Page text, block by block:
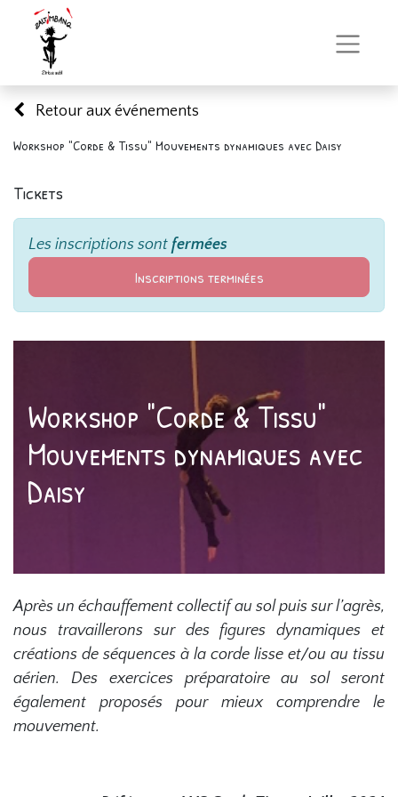
Retour aux événements
Workshop "Corde & Tissu" Mouvements dynamiques avec Daisy
Tickets
Les inscriptions sont fermées
Inscriptions terminées
Workshop "Corde & Tissu"
Mouvements dynamiques avec
Daisy
Après un échauffement collectif au sol puis sur l’agrès,
nous travaillerons sur des figures dynamiques et
créations de séquences à la corde lisse et/ou au tissu
aérien. Des exercices préparatoire au sol seront
également proposés pour mieux comprendre le
mouvement.